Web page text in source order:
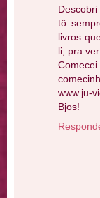
tô
livros
li, pra
www.ju-
Bjos!